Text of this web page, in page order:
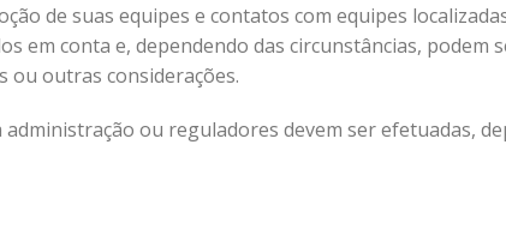
de suas equipes e contatos com equipes
em conta e, dependendo das circunstâncias,
ou outras considerações.
administração ou reguladores devem ser efetuadas,